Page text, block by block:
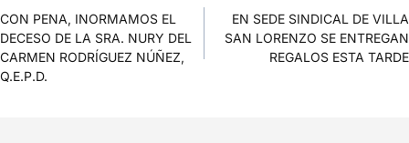
CON PENA, INORMAMOS EL
DECESO DE LA SRA. NURY DEL
CARMEN RODRÍGUEZ NÚÑEZ,
Q.E.P.D.
EN SEDE SINDICAL DE VILLA
SAN LORENZO SE ENTREGAN
REGALOS ESTA TARDE